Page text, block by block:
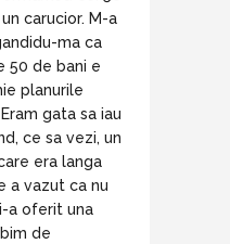
carucior. M-a
ma ca
50 de bani e
planurile
gata sa iau
ce sa vezi, un
era langa
a vazut ca nu
a oferit una
de